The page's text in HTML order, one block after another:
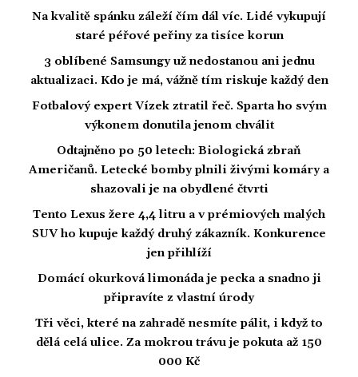
Na kvalitě spánku záleží čím dál víc. Lidé vykupují
staré péřové peřiny za tisíce korun
3 oblíbené Samsungy už nedostanou ani jednu
aktualizaci. Kdo je má, vážně tím riskuje každý den
Fotbalový expert Vízek ztratil řeč. Sparta ho svým
výkonem donutila jenom chválit
Odtajněno po 50 letech: Biologická zbraň
Američanů. Letecké bomby plnili živými komáry a
shazovali je na obydlené čtvrti
Tento Lexus žere 4,4 litru a v prémiových malých
SUV ho kupuje každý druhý zákazník. Konkurence
jen přihlíží
Domácí okurková limonáda je pecka a snadno ji
připravíte z vlastní úrody
Tři věci, které na zahradě nesmíte pálit, i když to
dělá celá ulice. Za mokrou trávu je pokuta až 150
000 Kč